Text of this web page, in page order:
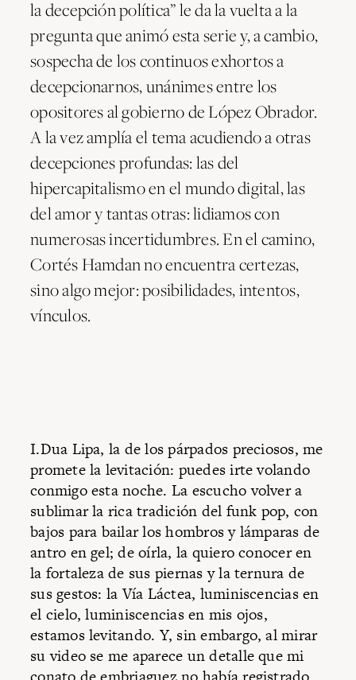
la decepción política” le da la vuelta a la
pregunta que animó esta serie y, a cambio,
sospecha de los continuos exhortos a
decepcionarnos, unánimes entre los
opositores al gobierno de López Obrador.
A la vez amplía el tema acudiendo a otras
decepciones profundas: las del
hipercapitalismo en el mundo digital, las
del amor y tantas otras: lidiamos con
numerosas incertidumbres. En el camino,
Cortés Hamdan no encuentra certezas,
sino algo mejor: posibilidades, intentos,
vínculos.
I.Dua Lipa, la de los párpados preciosos, me
promete la levitación: puedes irte volando
conmigo esta noche. La escucho volver a
sublimar la rica tradición del funk pop, con
bajos para bailar los hombros y lámparas de
antro en gel; de oírla, la quiero conocer en
la fortaleza de sus piernas y la ternura de
sus gestos: la Vía Láctea, luminiscencias en
el cielo, luminiscencias en mis ojos,
estamos levitando. Y, sin embargo, al mirar
su video se me aparece un detalle que mi